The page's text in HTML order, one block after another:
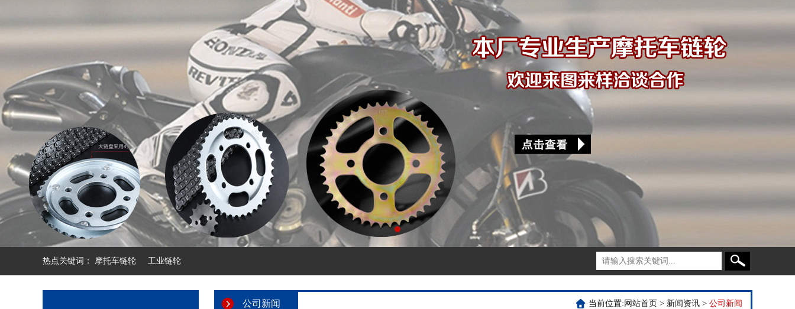
热点关键词： 摩托车链轮 工业链轮
公司新闻 当前位置: 网站首页 > 新闻资讯 > 公司新闻